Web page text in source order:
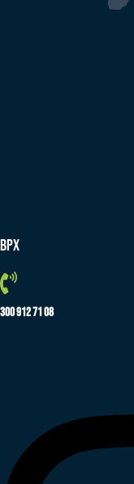
BPX
300 912 71 08